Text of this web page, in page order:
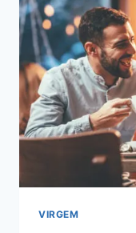
DE
VIRGEM
ESTÁ
FARTA
DE
SI
VIRGEM